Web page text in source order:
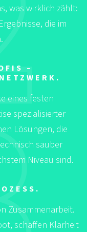
was wirklich zählt:
die im
–
eines festen
spezialisierter
Lösungen, die
sauber
Niveau sind.
Zusammenarbeit.
schaffen Klarheit